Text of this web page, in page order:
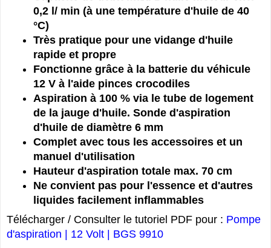
Capacité de débit max. D'huile moteur env.
0,2 l/ min (à une température d'huile de 40
°C)
Très pratique pour une vidange d'huile
rapide et propre
Fonctionne grâce à la batterie du véhicule
12 V à l'aide pinces crocodiles
Aspiration à 100 % via le tube de logement
de la jauge d'huile. Sonde d'aspiration
d'huile de diamètre 6 mm
Complet avec tous les accessoires et un
manuel d'utilisation
Hauteur d'aspiration totale max. 70 cm
Ne convient pas pour l'essence et d'autres
liquides facilement inflammables
Télécharger / Consulter le tutoriel PDF pour :